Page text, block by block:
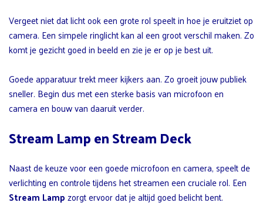
Vergeet niet dat licht ook een grote rol speelt in hoe je eruitziet op
camera. Een simpele ringlicht kan al een groot verschil maken. Zo
komt je gezicht goed in beeld en zie je er op je best uit.
Goede apparatuur trekt meer kijkers aan. Zo groeit jouw publiek
sneller. Begin dus met een sterke basis van microfoon en
camera en bouw van daaruit verder.
Stream Lamp en Stream Deck
Naast de keuze voor een goede microfoon en camera, speelt de
verlichting en controle tijdens het streamen een cruciale rol. Een
Stream Lampzorgt ervoor dat je altijd goed belicht bent.